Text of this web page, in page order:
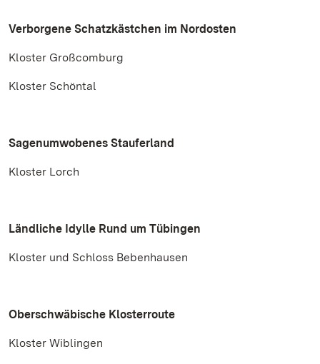
Verborgene Schatzkästchen im Nordosten
Kloster Großcomburg
Kloster Schöntal
Sagenumwobenes Stauferland
Kloster Lorch
Ländliche Idylle Rund um Tübingen
Kloster und Schloss Bebenhausen
Oberschwäbische Klosterroute
Kloster Wiblingen